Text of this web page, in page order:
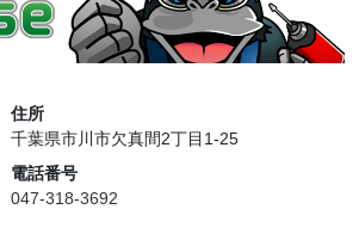
住所
千葉県市川市欠真間2丁目1-25
電話番号
047-318-3692